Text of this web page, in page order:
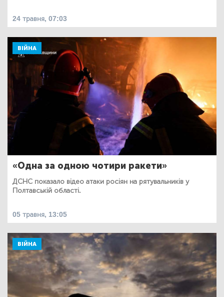
24 травня, 07:03
ВІЙНА
«Одна за одною чотири ракети»
ДСНС показало відео атаки росіян на рятувальників у
Полтавській області.
05 травня, 13:05
ВІЙНА